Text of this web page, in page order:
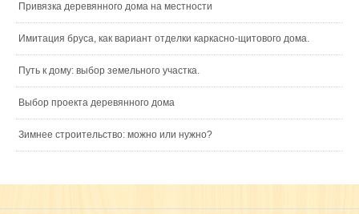
Привязка деревянного дома на местности
Имитация бруса, как вариант отделки каркасно-щитового дома.
Путь к дому: выбор земельного участка.
Выбор проекта деревянного дома
Зимнее строительство: можно или нужно?